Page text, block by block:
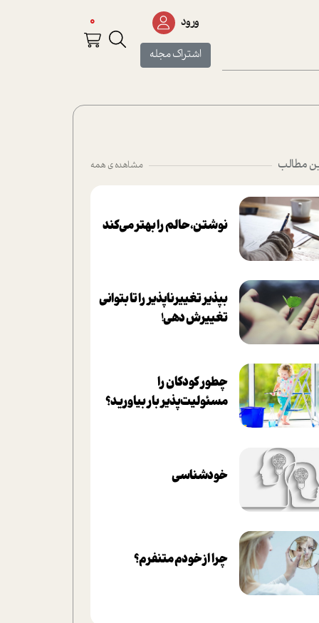
ورود
اشتراک مجله
0
مطالب مشاهده ی همه
نوشتن، حالم را بهتر می‌کند
بپذير تغييرناپذير را تا بتواني
تغييرش دهي!‏
چطور کودکان را
مسئولیت‌پذیر بار بیاورید؟
خودشناسی
چرا از خودم متنفرم؟